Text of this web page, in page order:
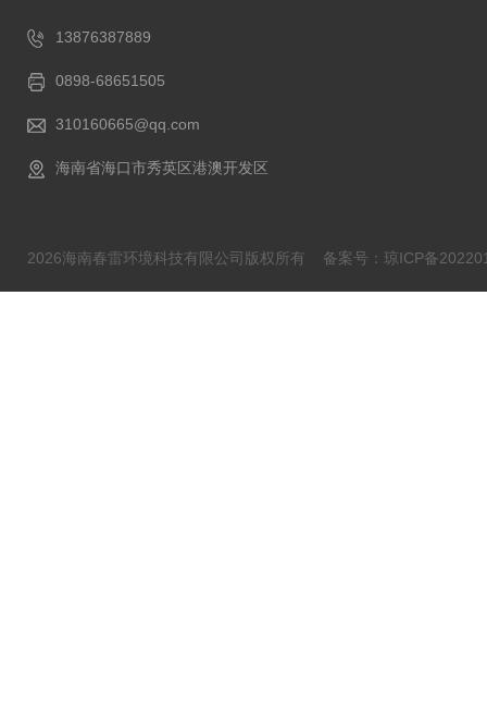
13876387889
0898-68651505
310160665@qq.com
海南省海口市秀英区港澳开发区
2026海南春雷环境科技有限公司版权所有 备案号：琼ICP备